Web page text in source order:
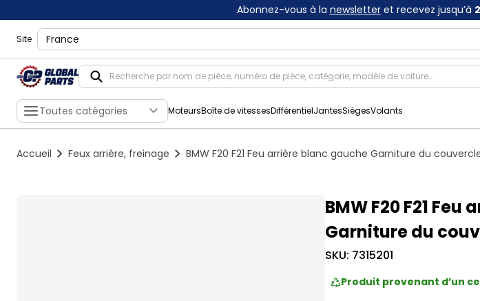
Abonnez-vous à la newsletteret recevez jusqu’à
Site shippingLocation
Toutes catégories MoteursBoîte de vitessesDifférentielJantesSiègesVolants
Accueil Feux arrière, freinage BMW F20 F21 Feu arrière blanc gauche Garniture du
BMW F20 F21
Garniture du
SKU: 7315201
Produit provenant d’un